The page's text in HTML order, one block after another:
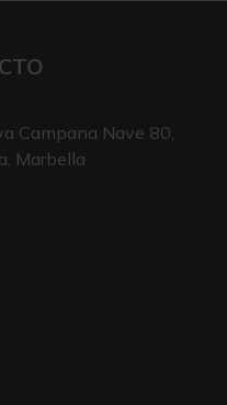
Campana Nave 80,
Marbella